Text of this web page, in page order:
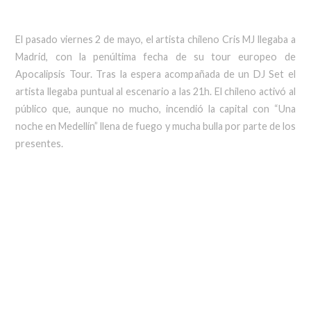
El pasado viernes 2 de mayo, el artista chileno Cris MJ llegaba a
Madrid, con la penúltima fecha de su tour europeo de
Apocalipsis Tour. Tras la espera acompañada de un DJ Set el
artista llegaba puntual al escenario a las 21h. El chileno activó al
público que, aunque no mucho, incendió la capital con “Una
noche en Medellín” llena de fuego y mucha bulla por parte de los
presentes.